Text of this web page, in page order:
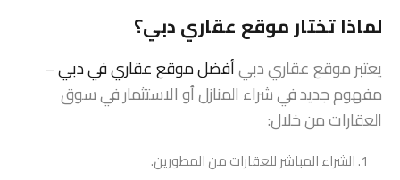
لماذا تختار موقع عقاري دبي؟
يعتبر موقع عقاري دبيأفضل موقع عقاري في دبي–
مفهوم جديد في شراء المنازل أو الاستثمار في سوق
العقارات من خلال:
الشراء المباشر للعقارات من المطورين.